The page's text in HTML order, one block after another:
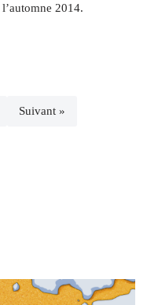
2014.
Suivant »